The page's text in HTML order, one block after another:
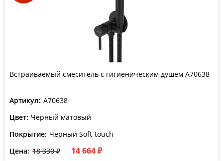
Встраиваемый смеситель с гигиеническим душем A70638
Артикул: A70638
Цвет: Черный матовый
Покрытие: Черный Soft-touch
Цена: 18 330 ₽ 14 664 ₽